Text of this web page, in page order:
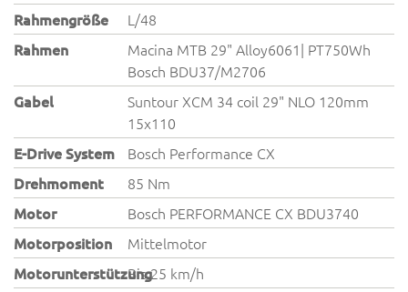
Rahmengröße
L/48
Rahmen
Macina MTB 29" Alloy6061| PT750Wh
Bosch BDU37/M2706
Gabel
Suntour XCM 34 coil 29" NLO 120mm
15x110
E-Drive System
Bosch Performance CX
Drehmoment
85 Nm
Motor
Bosch PERFORMANCE CX BDU3740
Motorposition
Mittelmotor
MotorunterstützungBis 25 km/h